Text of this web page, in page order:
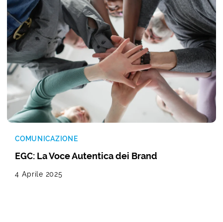
COMUNICAZIONE
EGC: La Voce Autentica dei Brand
4 Aprile 2025